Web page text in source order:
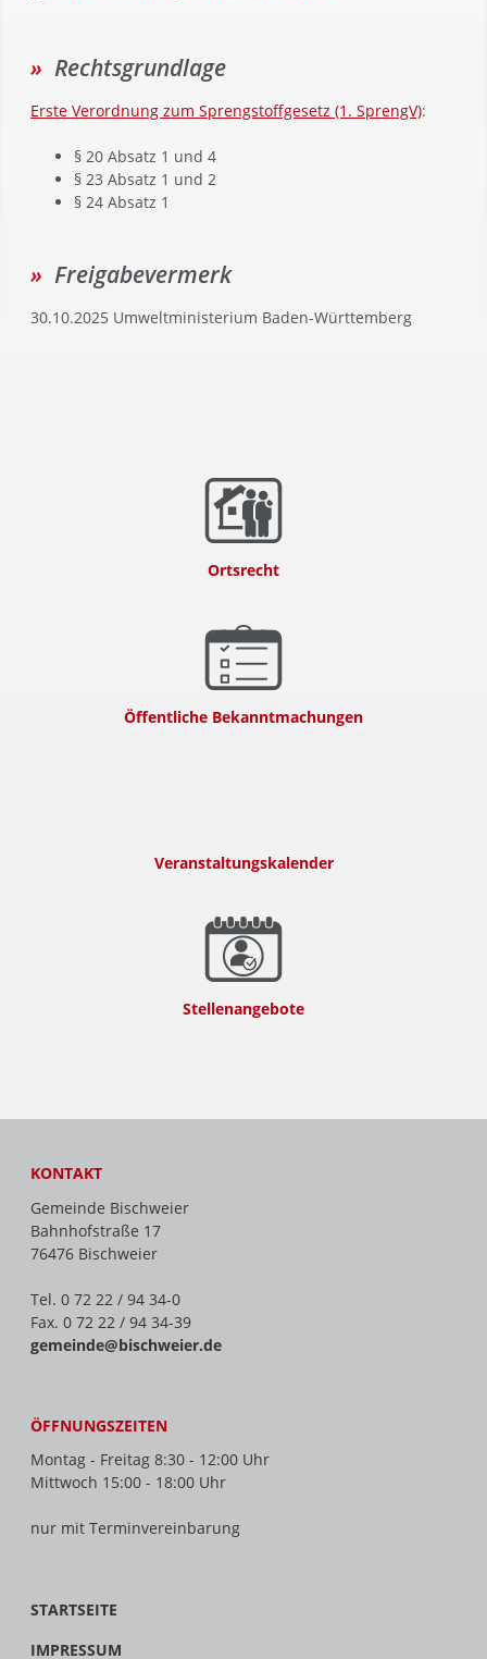
Rechtsgrundlage
Erste Verordnung zum Sprengstoffgesetz (1. SprengV):
§ 20 Absatz 1 und 4
§ 23 Absatz 1 und 2
§ 24 Absatz 1
Freigabevermerk
30.10.2025 Umweltministerium Baden-Württemberg
Ortsrecht
Öffentliche Bekanntmachungen
Veranstaltungskalender
Stellenangebote
KONTAKT
Gemeinde Bischweier
Bahnhofstraße 17
76476 Bischweier
Tel. 0 72 22 / 94 34-0
Fax. 0 72 22 / 94 34-39
gemeinde@bischweier.de
ÖFFNUNGSZEITEN
Montag - Freitag 8:30 - 12:00 Uhr
Mittwoch 15:00 - 18:00 Uhr
nur mit Terminvereinbarung
STARTSEITE
IMPRESSUM